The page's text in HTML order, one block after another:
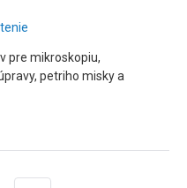
pre mikroskopiu,
petriho misky a